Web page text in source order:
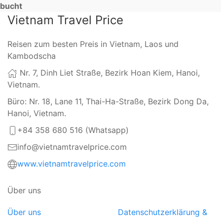
bucht
Vietnam Travel Price
Reisen zum besten Preis in Vietnam, Laos und
Kambodscha
Nr. 7, Dinh Liet Straße, Bezirk Hoan Kiem, Hanoi,
Vietnam.
Büro: Nr. 18, Lane 11, Thai-Ha-Straße, Bezirk Dong Da,
Hanoi, Vietnam.
+84 358 680 516 (Whatsapp)
info@vietnamtravelprice.com
www.vietnamtravelprice.com
Über uns
Über uns
Datenschutzerklärung &